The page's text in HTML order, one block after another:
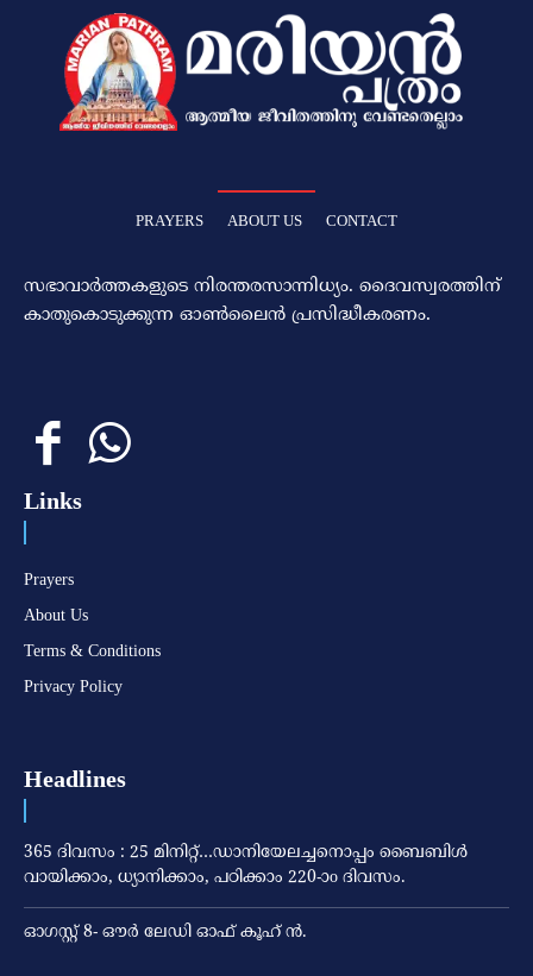
PRAYERS ABOUT US CONTACT
സഭാവാര്‍ത്തകളുടെ നിരന്തരസാന്നിധ്യം. ദൈവസ്വരത്തിന്‌
കാതുകൊടുക്കുന്ന ഓണ്‍ലൈന്‍ പ്രസിദ്ധീകരണം.
Links
Prayers
About Us
Terms & Conditions
Privacy Policy
Headlines
365 ദിവസം : 25 മിനിറ്റ്…ഡാനിയേലച്ചനൊപ്പം ബൈബിൾ
വായിക്കാം, ധ്യാനിക്കാം, പഠിക്കാം 220-ാo ദിവസം.
ഓഗസ്റ്റ് 8- ഔര്‍ ലേഡി ഓഫ് കൂഹ് ന്‍.